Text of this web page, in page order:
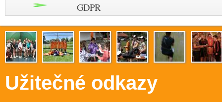
GDPR
Užitečné odkazy